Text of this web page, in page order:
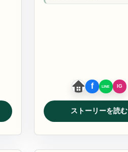
ストーリーを読む
ビジネスサポート